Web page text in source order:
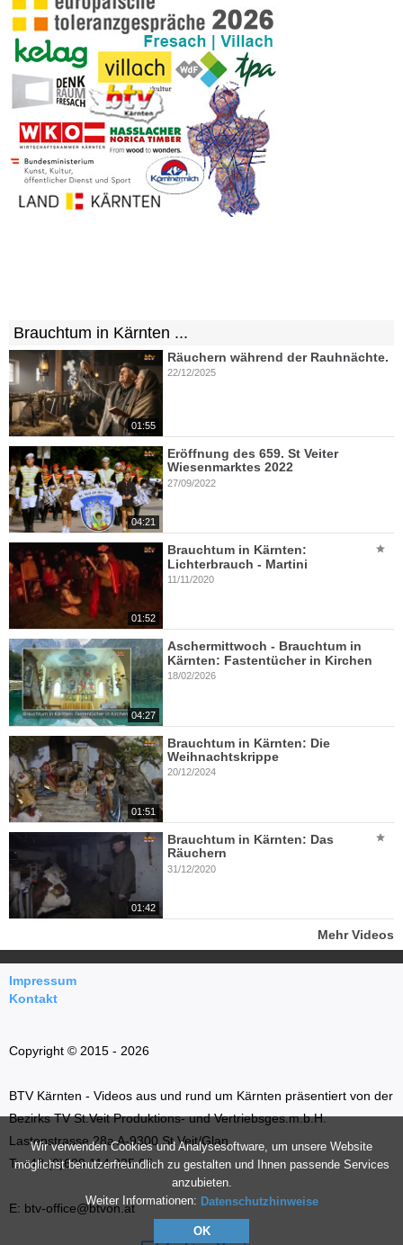
Wir verwenden Cookies und Analysesoftware, um unsere Website
möglichst benutzerfreundlich zu gestalten und Ihnen passende Services
anzubieten.
Weiter Informationen: Datenschutzhinweise
OK
Brauchtum in Kärnten ...
01:55
Räuchern während der Rauhnächte.
22/12/2025
04:21
Eröffnung des 659. St Veiter
Wiesenmarktes 2022
27/09/2022
01:52
Brauchtum in Kärnten:
Lichterbrauch - Martini
11/11/2020
04:27
Aschermittwoch - Brauchtum in
Kärnten: Fastentücher in Kirchen
18/02/2026
01:51
Brauchtum in Kärnten: Die
Weihnachtskrippe
20/12/2024
01:42
Brauchtum in Kärnten: Das
Räuchern
31/12/2020
Mehr Videos
Impressum
Kontakt
Copyright © 2015 - 2026
BTV Kärnten - Videos aus und rund um Kärnten präsentiert von der
Bezirks TV St.Veit Produktions- und Vertriebsges.m.b.H.
Lastenstrasse 28a A-9300 St.Veit/Glan
T: +43 (0)699 114 035 66
E: btv-office@btvon.at